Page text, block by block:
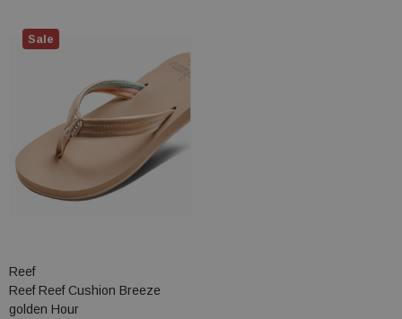
Reef
Reef Reef Cushion Breeze
golden Hour
Sale